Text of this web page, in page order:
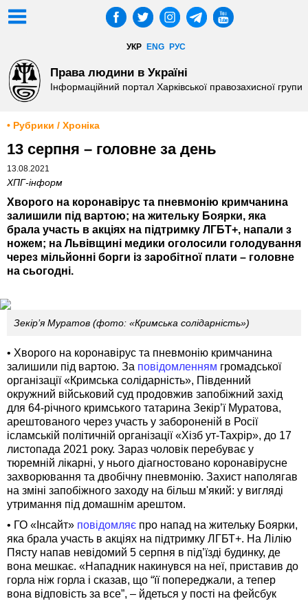
УКР ENG РУС
Права людини в Україні
Інформаційний портал Харківської правозахисної групи
• Рубрики / Хроніка
13 серпня – головне за день
13.08.2021
ХПГ-інформ
Хворого на коронавірус та пневмонію кримчанина
залишили під вартою; на жительку Боярки, яка
брала участь в акціях на підтримку ЛГБТ+, напали з
ножем; на Львівщині медики оголосили голодування
через мільйонні борги із заробітної плати – головне
на сьогодні.
Зекір’я Муратов (фото: «Кримська солідарність»)
• Хворого на коронавірус та пневмонію кримчанина
залишили під вартою. За повідомленням громадської
організації «Кримська солідарність», Південний
окружний військовий суд продовжив запобіжний захід
для 64-річного кримського татарина Зекір’ї Муратова,
арештованого через участь у забороненій в Росії
ісламській політичній організації «Хізб ут-Тахрір», до 17
листопада 2021 року. Зараз чоловік перебуває у
тюремній лікарні, у нього діагностовано коронавірусне
захворювання та двобічну пневмонію. Захист наполягав
на зміні запобіжного заходу на більш м'який: у вигляді
утримання під домашнім арештом.
• ГО «Інсайт» повідомляє про напад на жительку Боярки,
яка брала участь в акціях на підтримку ЛГБТ+. На Лілію
Пясту напав невідомий 5 серпня в під’їзді будинку, де
вона мешкає. «Нападник накинувся на неї, приставив до
горла ніж горла і сказав, що “її попереджали, а тепер
вона відповість за все”, – йдеться у пості на фейсбук